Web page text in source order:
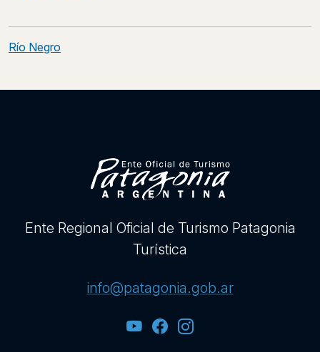
Post
navigation
Río Negro
Ente Regional Oficial de Turismo Patagonia
Turística
info@patagonia.gob.ar